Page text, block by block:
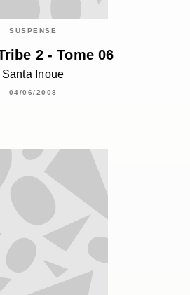
SUSPENSE
2 - Tome 06
Santa Inoue
04/06/2008